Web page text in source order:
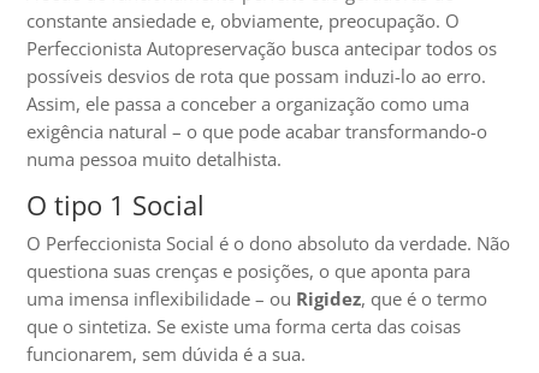
constante ansiedade e, obviamente, preocupação. O
Perfeccionista Autopreservação busca antecipar todos os
possíveis desvios de rota que possam induzi-lo ao erro.
Assim, ele passa a conceber a organização como uma
exigência natural – o que pode acabar transformando-o
numa pessoa muito detalhista.
O tipo 1 Social
O Perfeccionista Social é o dono absoluto da verdade. Não
questiona suas crenças e posições, o que aponta para
uma imensa inflexibilidade – ou Rigidez, que é o termo
que o sintetiza. Se existe uma forma certa das coisas
funcionarem, sem dúvida é a sua.